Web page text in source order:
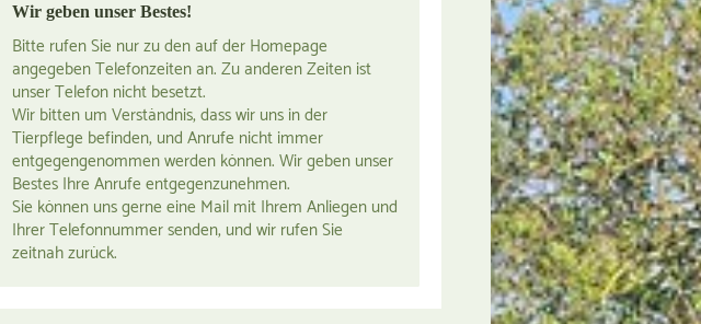
Wir geben unser Bestes!
Bitte rufen Sie nur zu den auf der Homepage
angegeben Telefonzeiten an. Zu anderen Zeiten ist
unser Telefon nicht besetzt.
Wir bitten um Verständnis, dass wir uns in der
Tierpflege befinden, und Anrufe nicht immer
entgegengenommen werden können. Wir geben unser
Bestes Ihre Anrufe entgegenzunehmen.
Sie können uns gerne eine Mail mit Ihrem Anliegen und
Ihrer Telefonnummer senden, und wir rufen Sie
zeitnah zurück.